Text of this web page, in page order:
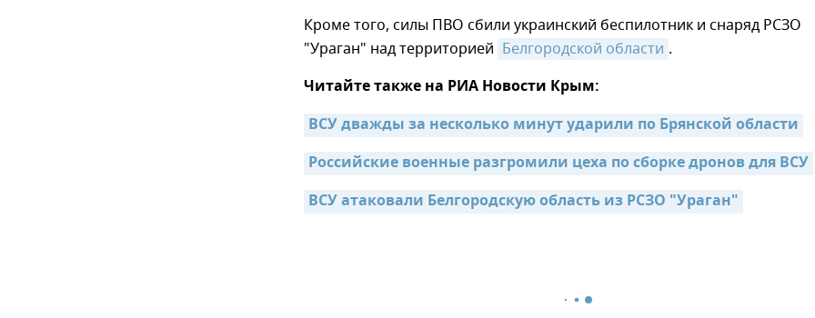
Кроме того, силы ПВО сбили украинский беспилотник и снаряд РСЗО
"Ураган" над территорией Белгородской области .
Читайте также на РИА Новости Крым:
ВСУ дважды за несколько минут ударили по Брянской области
Российские военные разгромили цеха по сборке дронов для ВСУ
ВСУ атаковали Белгородскую область из РСЗО "Ураган"